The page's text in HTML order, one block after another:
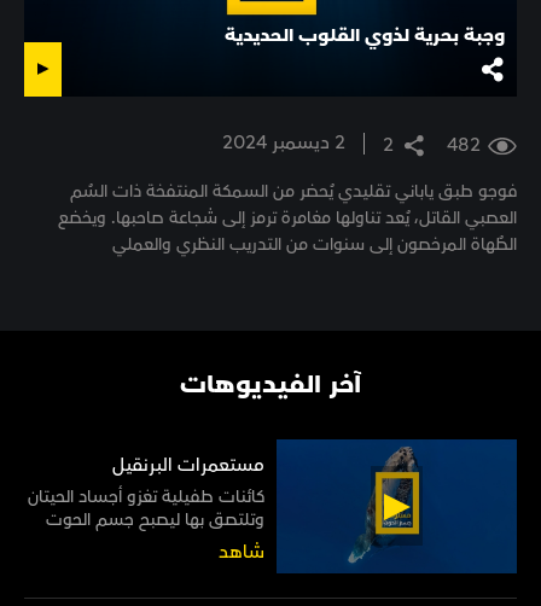
وجبة بحرية لذوي القلوب الحديدية
482
2 2 ديسمبر 2024
فوجو طبق ياباني تقليدي يُحضر من السمكة المنتفخة ذات السُم
العصبي القاتل، يُعد تناولها مغامرة ترمز إلى شجاعة صاحبها. ويخضع
الطُهاة المرخصون إلى سنوات من التدريب النظري والعملي
آخر الفيديوهات
مستعمرات البرنقيل
كائنات طفيلية تغزو أجساد الحيتان
وتلتصق بها ليصبح جسم الحوت
موطنًا لها مدى الحياة
شاهد